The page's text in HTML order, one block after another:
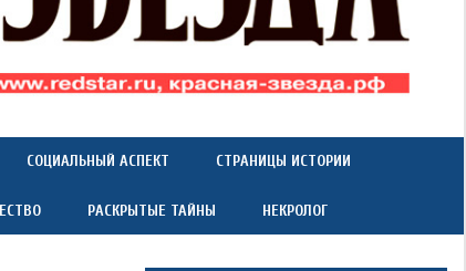
СОЦИАЛЬНЫЙ АСПЕКТ СТРАНИЦЫ ИСТОРИИ
РАСКРЫТЫЕ ТАЙНЫ НЕКРОЛОГ